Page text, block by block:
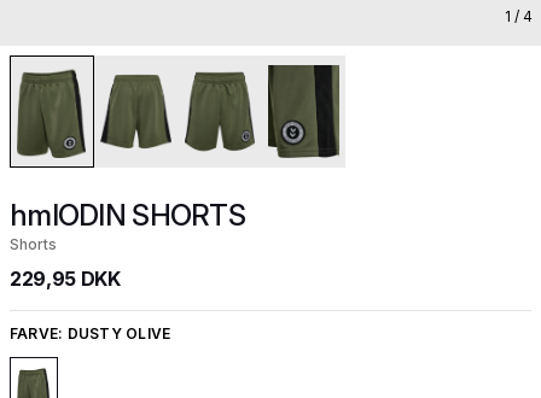
1 / 4
hmlODIN SHORTS
Shorts
229,95 DKK
FARVE: DUSTY OLIVE